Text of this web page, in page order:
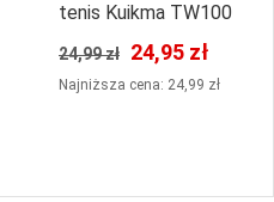
tenis Kuikma TW100
24,99 zł 24,95 zł
Najniższa cena: 24,99 zł